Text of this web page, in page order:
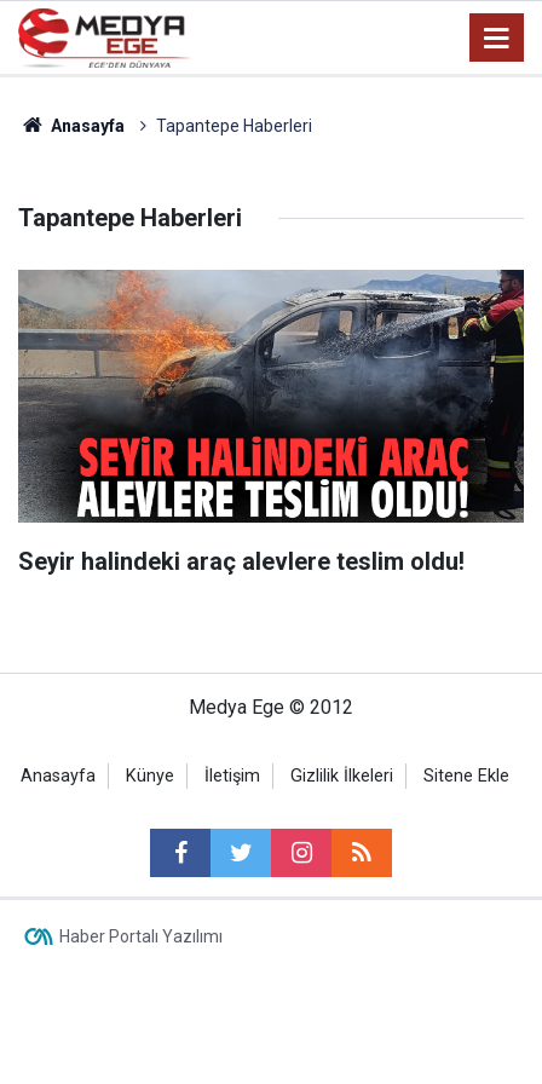
Anasayfa Tapantepe Haberleri
Tapantepe Haberleri
Seyir halindeki araç alevlere teslim oldu!
Medya Ege © 2012
Anasayfa Künye İletişim Gizlilik İlkeleri Sitene Ekle
Haber Portalı Yazılımı